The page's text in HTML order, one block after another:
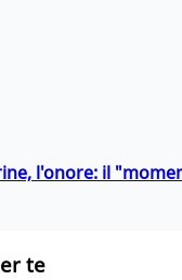
l'onore: il
te